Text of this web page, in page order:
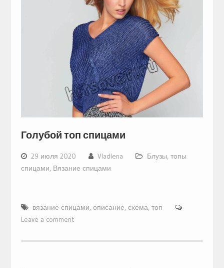
Голубой топ спицами
29 июля 2020 Vladlena
Блузы, топы
спицами, Вязание спицами
вязание спицами, описание, схема, топ
Leave a comment